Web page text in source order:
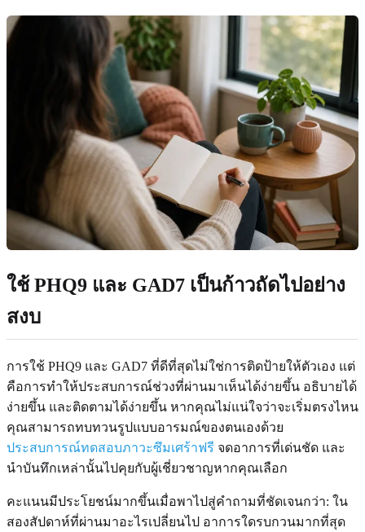
ใช้ PHQ9 และ GAD7 เป็นก้าวถัดไปอย่าง
สงบ
การใช้ PHQ9 และ GAD7 ที่ดีที่สุดไม่ใช่การติดป้ายให้ตัวเอง แต่
คือการทำให้ประสบการณ์ช่วงที่ผ่านมาเห็นได้ง่ายขึ้น อธิบายได้
ง่ายขึ้น และติดตามได้ง่ายขึ้น หากคุณไม่แน่ใจว่าจะเริ่มตรงไหน
คุณสามารถทบทวนรูปแบบอารมณ์ของตนเองด้วย
ประสบการณ์ทดสอบภาวะซึมเศร้าฟรี จดอาการที่เด่นชัด และ
นำบันทึกเหล่านั้นไปคุยกับผู้เชี่ยวชาญหากคุณเลือก
คะแนนมีประโยชน์มากขึ้นเมื่อพาไปสู่คำถามที่ชัดเจนกว่า: ใน
สองสัปดาห์ที่ผ่านมาอะไรเปลี่ยนไป อาการใดรบกวนมากที่สุด